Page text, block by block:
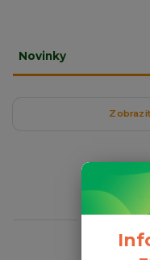
Novinky